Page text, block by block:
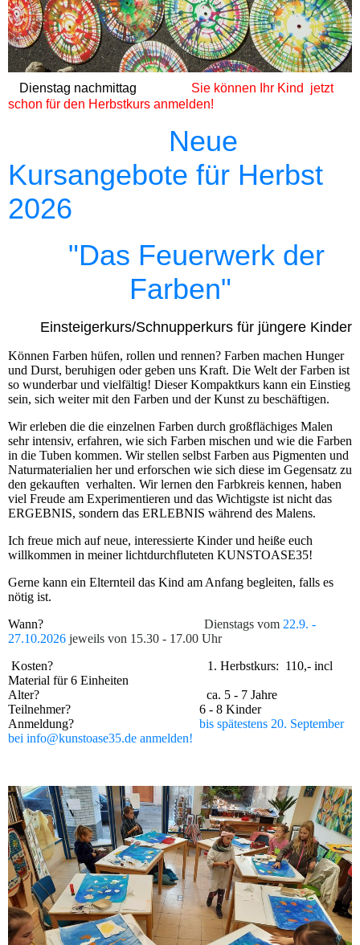
Dienstag nachmittag
Sie können Ihr Kind jetzt
schon für den Herbstkurs anmelden!
Neue
Kursangebote für Herbst
2026
"Das Feuerwerk der
Farben"
Einsteigerkurs/Schnupperkurs für jüngere Kinder
Können Farben hüfen, rollen und rennen? Farben machen Hunger
und Durst, beruhigen oder geben uns Kraft. Die Welt der Farben ist
so wunderbar und vielfältig! Dieser Kompaktkurs kann ein Einstieg
sein, sich weiter mit den Farben und der Kunst zu beschäftigen.
Wir erleben die die einzelnen Farben durch großflächiges Malen
sehr intensiv, erfahren, wie sich Farben mischen und wie die Farben
in die Tuben kommen. Wir stellen selbst Farben aus Pigmenten und
Naturmaterialien her und erforschen wie sich diese im Gegensatz zu
den gekauften verhalten. Wir lernen den Farbkreis kennen, haben
viel Freude am Experimentieren und das Wichtigste ist nicht das
ERGEBNIS, sondern das ERLEBNIS während des Malens.
Ich freue mich auf neue, interessierte Kinder und heiße euch
willkommen in meiner lichtdurchfluteten KUNSTOASE35!
Gerne kann ein Elternteil das Kind am Anfang begleiten, falls es
nötig ist.
Wann?
Dienstags vom 22.9. -
27.10.2026 jeweils von 15.30 - 17.00 Uhr
Kosten? 1. Herbstkurs: 110,- incl
Material für 6 Einheiten
Alter? ca. 5 - 7 Jahre
Teilnehmer? 6 - 8 Kinder
Anmeldung?
bis spätestens 20. September
bei info@kunstoase35.de anmelden!